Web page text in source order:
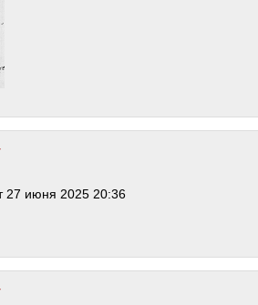
27 июня 2025 20:36